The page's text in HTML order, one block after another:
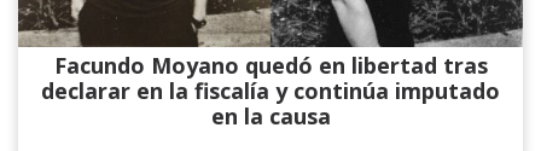
Facundo Moyano quedó en libertad tras
declarar en la fiscalía y continúa imputado
en la causa